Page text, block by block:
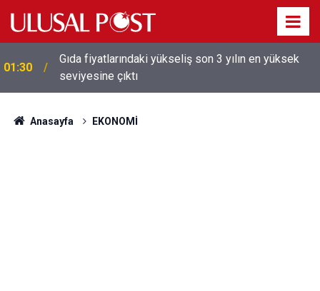
01:26
Galatasaray'dan sekiz kişi hakkında savcılığa suç
duyurusu
Anasayfa EKONOMİ